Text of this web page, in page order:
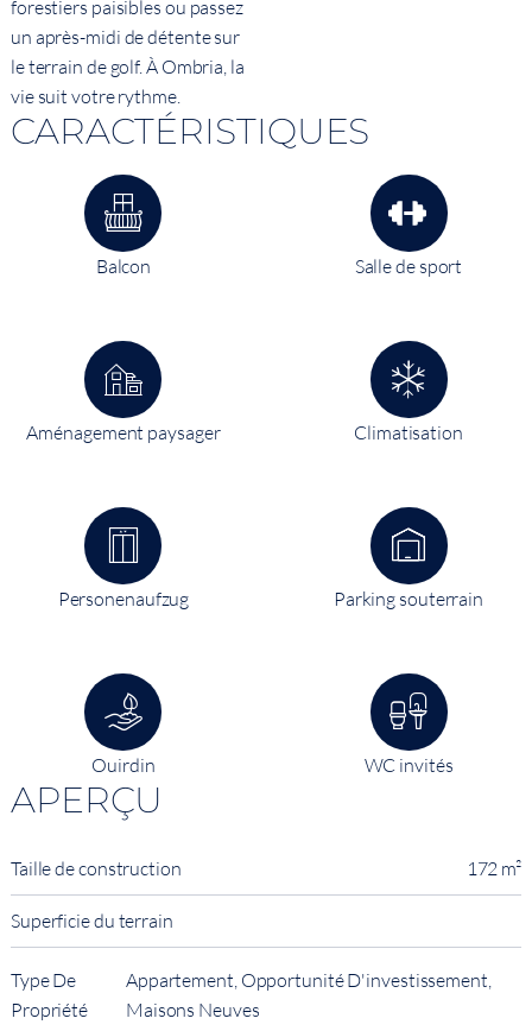
forestiers paisibles ou passez
un après-midi de détente sur
le terrain de golf. À Ombria, la
vie suit votre rythme.
CARACTÉRISTIQUES
Balcon Salle de sport
Aménagement paysager Climatisation
Personenaufzug Parking souterrain
Ouirdin WC invités
APERÇU
Taille de construction 172 m²
Superficie du terrain
Type De
Propriété
Appartement, Opportunité D'investissement,
Maisons Neuves